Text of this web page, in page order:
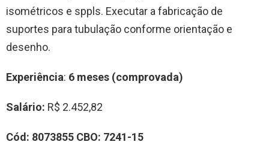
isométricos e sppls. Executar a fabricação de
suportes para tubulação conforme orientação e
desenho.
Experiência: 6 meses (comprovada)
Salário: R$ 2.452,82
Cód: 8073855 CBO: 7241-15